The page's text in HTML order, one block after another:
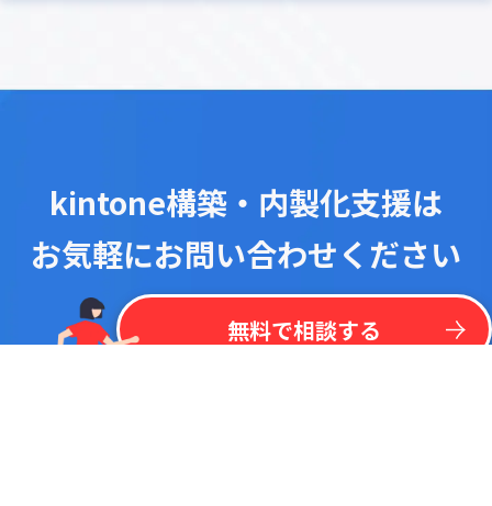
kintone構築・内製化支援は
お気軽にお問い合わせください
無料で相談する
今なら
最 新リス トを 一括 掲載！
kintone
プラグイン